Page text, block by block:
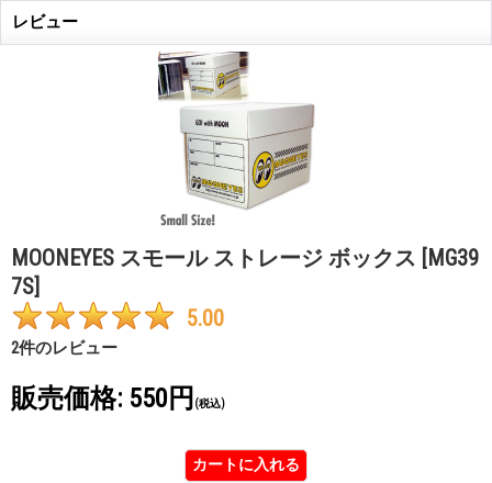
レビュー
MOONEYES スモール ストレージ ボックス [MG39
7S]
5.00
2件のレビュー
販売価格: 550円 (税込)